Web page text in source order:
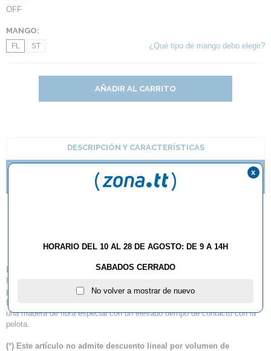
OFF
MANGO:
FL ST ¿Qué tipo de mango debo elegir?
AÑADIR AL CARRITO
DESCRIPCIÓN Y CARACTERÍSTICAS
¿QUÉ ESTILO DE MANGO DE RAQUETA DEBO
ELEGIR?
Boll CAF
La Timo Boll CAF contiene una nueva fibra de carbono recién introducida
precisión, junto con una facilidad de juego única y una mayor reacción.
La madera es de 5 capas y se recomienda para jugadores que buscan
una madera de fibra especial con un elevado tiempo de contacto con la
pelota.
(*) Este artículo no admite descuento lineal por volumen de
HORARIO DEL 10 AL 28 DE AGOSTO: DE 9 A 14H
SABADOS CERRADO
No volver a mostrar de nuevo
x